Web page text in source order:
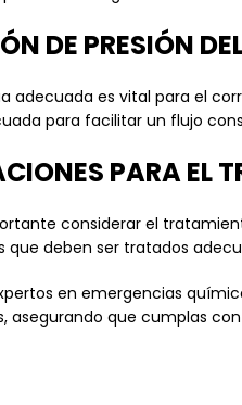
DE PRESIÓN
adecuada es vital para el
para facilitar un flujo
PARA EL
considerar el
que deben ser tratados
en emergencias
asegurando que cumplas